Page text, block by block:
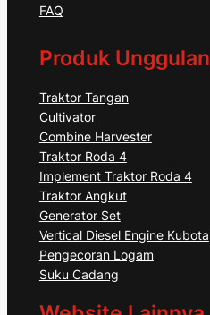
FAQ
Produk Unggulan
Traktor Tangan
Cultivator
Combine Harvester
Traktor Roda 4
Implement Traktor Roda 4
Traktor Angkut
Generator Set
Vertical Diesel Engine Kubota
Pengecoran Logam
Suku Cadang